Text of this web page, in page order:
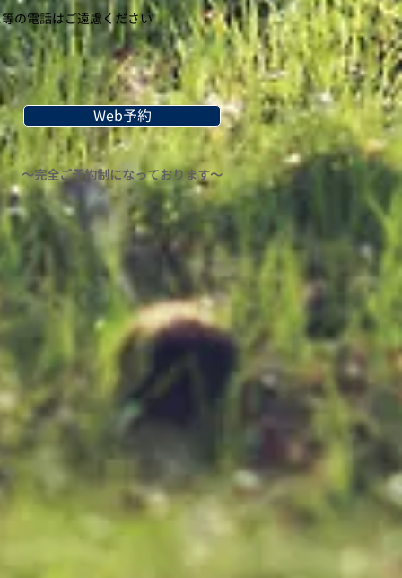
の​電話はご遠慮ください
Web予約
〜完全ご予約制になっております〜